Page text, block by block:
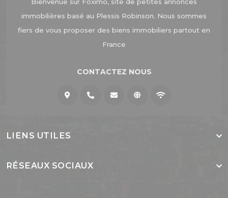
Bienvenue sur Foximo, site de petites annonces
immobilières basé au Plessis Robinson. Nous sommes
fiers de vous proposer des biens immobiliers partout en
France
CONTACTEZ NOUS
LIENS UTILES
RÉSEAUX SOCIAUX